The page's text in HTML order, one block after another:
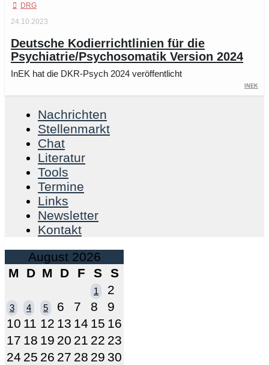
DRG
24.10.2023
Deutsche Kodierrichtlinien für die
Psychiatrie/Psychosomatik Version 2024
InEK hat die DKR-Psych 2024 veröffentlicht
InEK
Nachrichten
Stellenmarkt
Chat
Literatur
Tools
Termine
Links
Newsletter
Kontakt
August 2026
M
D M D F S S
1 2
3 4 5 6 7 8
9
10 11 12 13 14 15 16
17 18 19 20 21 22 23
24 25 26 27 28 29 30